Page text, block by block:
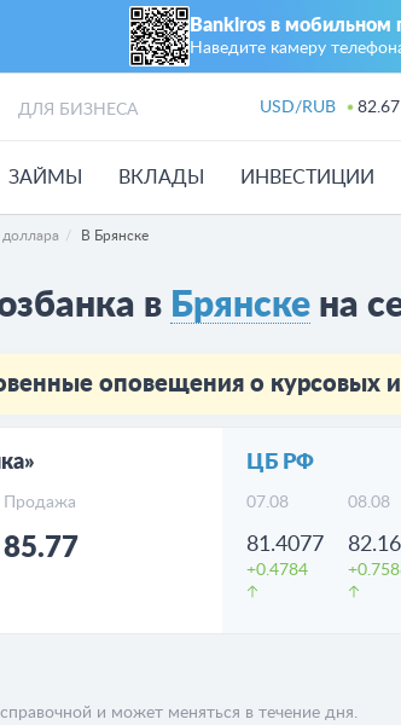
Bankiros в мобильном
Наведите камеру
ДЛЯ БИЗНЕСА USD/RUB 82.67
ЗАЙМЫ ВКЛАДЫ ИНВЕСТИЦИИ
доллара В Брянске
в Брянске на
оповещения о курсовых
Продажа
85.77
ЦБ РФ
07.08 08.08
81.4077
+0.4784
и может меняться в течение дня.